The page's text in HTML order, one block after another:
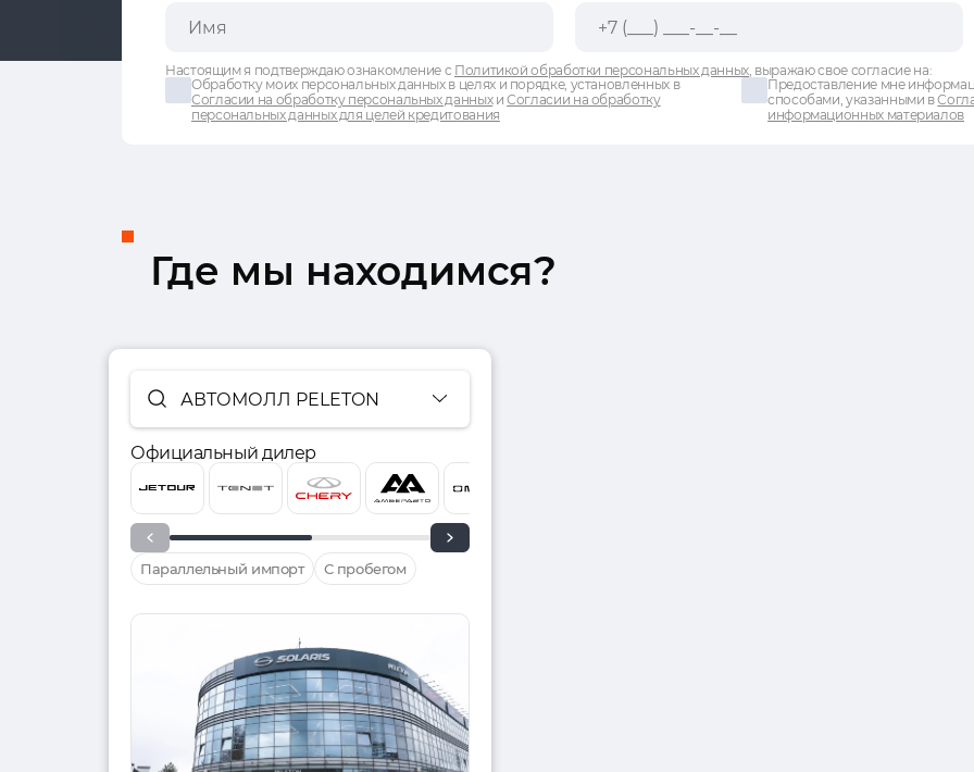
Настоящим я подтверждаю ознакомление с Политикой обработки персональных данных, выражаю свое согласие на:
Обработку моих персональных данных в целях и порядке, установленных в
Согласии на обработку персональных данныхиСогласии на обработку
персональных данных для целей кредитования
Предоставление мне
способами, указанными в
информационных материалов
Где мы находимся?
АВТОМОЛЛ PELETON
Официальный дилер
Параллельный импорт С пробегом